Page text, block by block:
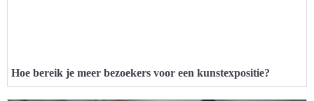
Hoe bereik je meer bezoekers voor een kunstexpositie?